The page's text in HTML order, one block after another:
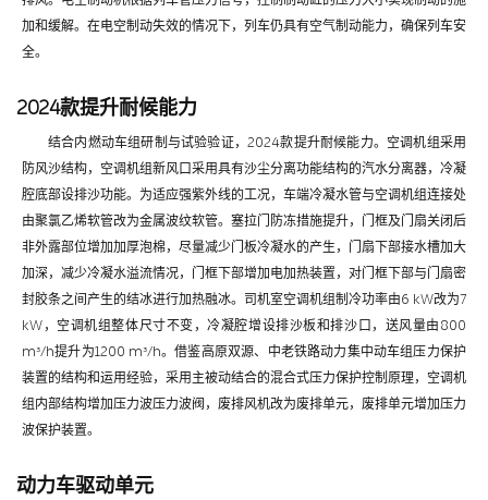
加和缓解。在电空制动失效的情况下，列车仍具有空气制动能力，确保列车安
全。
2024款提升耐候能力
结合内燃动车组研制与试验验证，2024款提升耐候能力。空调机组采用
防风沙结构，空调机组新风口采用具有沙尘分离功能结构的汽水分离器，冷凝
腔底部设排沙功能。为适应强紫外线的工况，车端冷凝水管与空调机组连接处
由聚氯乙烯软管改为金属波纹软管。塞拉门防冻措施提升，门框及门扇关闭后
非外露部位增加加厚泡棉，尽量减少门板冷凝水的产生，门扇下部接水槽加大
加深，减少冷凝水溢流情况，门框下部增加电加热装置，对门框下部与门扇密
封胶条之间产生的结冰进行加热融冰。司机室空调机组制冷功率由6 kW改为7
kW，空调机组整体尺寸不变，冷凝腔增设排沙板和排沙口，送风量由800
m³/h提升为1200 m³/h。借鉴高原双源、中老铁路动力集中动车组压力保护
装置的结构和运用经验，采用主被动结合的混合式压力保护控制原理，空调机
组内部结构增加压力波压力波阀，废排风机改为废排单元，废排单元增加压力
波保护装置。
动力车驱动单元